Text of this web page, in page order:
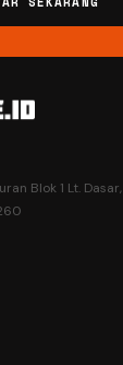
Blok 1 Lt. Dasar,